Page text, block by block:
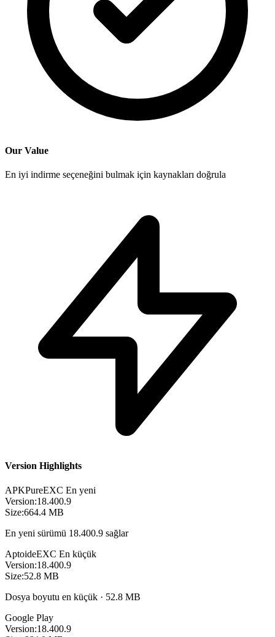
Our Value
En iyi indirme seçeneğini bulmak için kaynakları doğrula
Version Highlights
APKPureEXC En yeni
Version:18.400.9
Size:664.4 MB
En yeni sürümü 18.400.9 sağlar
AptoideEXC En küçük
Version:18.400.9
Size:52.8 MB
Dosya boyutu en küçük · 52.8 MB
Google Play
Version:18.400.9